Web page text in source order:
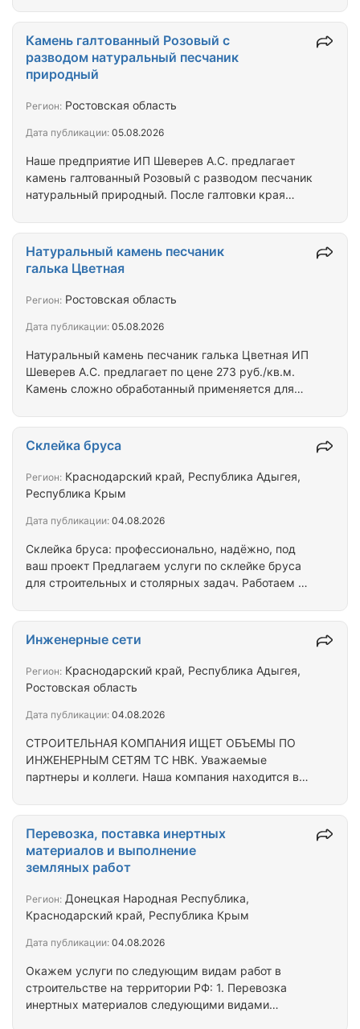
выветривания, рваными краями и трещинами.
Резко выраженная фактура камня подчеркивает
яркость и нежность растений. Из камня бута для
ландшафта делают дорожки, малые
архитектурные формы, украшения для сада.
поможем Вам в доставке…
Наше предприятие ИП Шеверев А.С. предлагает
камень галтованный Розовый с разводом песчаник
натуральный природный. После галтовки края
цвета и формы необыкновенны. Можно оформить
что угодно и это будет феерично. Цена
справедливая, качество галтовки камня
высокое.Мы поможем Вам в доставке природного
Камень галтованный Розовый с
разводом натуральный песчаник
природный
Регион: Ростовская область
Дата публикации: 05.08.2026
Натуральный камень песчаник галька Цветная ИП
Шеверев А.С. предлагает по цене 273 руб./кв.м.
Камень сложно обработанный применяется для
приусадебного участка, дорожек, помещений. В
общем, сфера применения зависит от Вашей
фантазии. Справедливое соотношение цена-
качество. Мы поможем Вам в доставке
Натуральный камень песчаник
галька Цветная
Регион: Ростовская область
Дата публикации: 05.08.2026
Склейка бруса: профессионально, надёжно, под
ваш проект Предлагаем услуги по склейке бруса
для строительных и столярных задач. Работаем с
вариант под ваши требования. Что делаем:
склейка по длине (сращивание) — для получения
длинных элементов; склейка по сечению
(наращивание толщины/ширины) — для балок,
по цвету и текстуре; шлифовка после склейки,…
Склейка бруса
Регион: Краснодарский край, Республика Адыгея,
Республика Крым
Дата публикации: 04.08.2026
СТРОИТЕЛЬНАЯ КОМПАНИЯ ИЩЕТ ОБЪЕМЫ ПО
ИНЖЕНЕРНЫМ СЕТЯМ ТС НВК. Уважаемые
партнеры и коллеги. Наша компания находится в
(ТС) и наружного водоснабжения и канализации
(НВК). Что мы предлагаем: • Профессиональный
монтаж инженерных коммуникаций • Высокое
качество выполнения работ • Соблюдение всех
технических требований • Четкое соблюдение
сроков Наши преимущества: • Опыт работы более
Инженерные сети
Регион: Краснодарский край, Республика Адыгея,
Ростовская область
Дата публикации: 04.08.2026
Окажем услуги по следующим видам работ в
строительстве на территории РФ: 1. Перевозка
инертных материалов следующими видами
Перевозка, поставка инертных
материалов и выполнение
земляных работ
Регион: Донецкая Народная Республика,
Краснодарский край, Республика Крым
Дата публикации: 04.08.2026